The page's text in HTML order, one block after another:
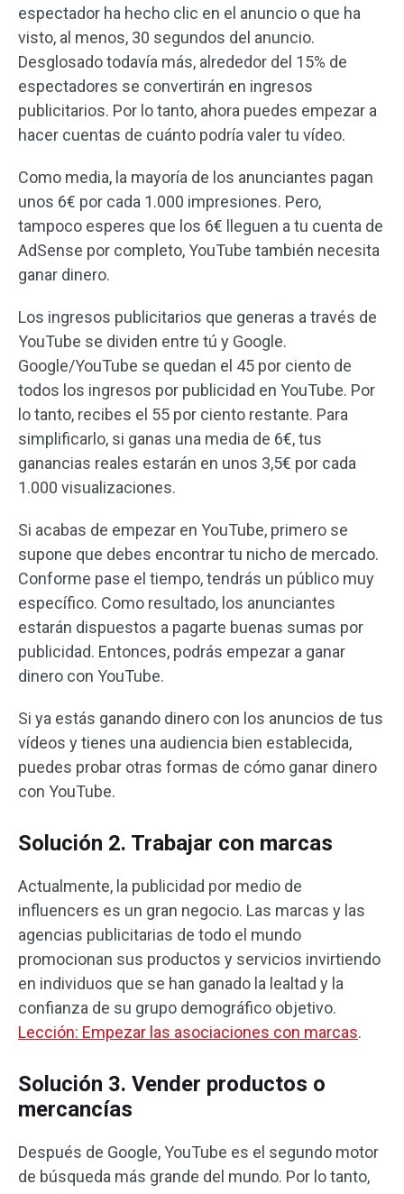
espectador ha hecho clic en el anuncio o que ha
visto, al menos, 30 segundos del anuncio.
Desglosado todavía más, alrededor del 15% de
espectadores se convertirán en ingresos
publicitarios. Por lo tanto, ahora puedes empezar a
hacer cuentas de cuánto podría valer tu vídeo.
Como media, la mayoría de los anunciantes pagan
unos 6€ por cada 1.000 impresiones. Pero,
tampoco esperes que los 6€ lleguen a tu cuenta de
AdSense por completo, YouTube también necesita
ganar dinero.
Los ingresos publicitarios que generas a través de
YouTube se dividen entre tú y Google.
Google/YouTube se quedan el 45 por ciento de
todos los ingresos por publicidad en YouTube. Por
lo tanto, recibes el 55 por ciento restante. Para
simplificarlo, si ganas una media de 6€, tus
ganancias reales estarán en unos 3,5€ por cada
1.000 visualizaciones.
Si acabas de empezar en YouTube, primero se
supone que debes encontrar tu nicho de mercado.
Conforme pase el tiempo, tendrás un público muy
específico. Como resultado, los anunciantes
estarán dispuestos a pagarte buenas sumas por
publicidad. Entonces, podrás empezar a ganar
dinero con YouTube.
Si ya estás ganando dinero con los anuncios de tus
vídeos y tienes una audiencia bien establecida,
puedes probar otras formas de cómo ganar dinero
con YouTube.
Solución 2. Trabajar con marcas
Actualmente, la publicidad por medio de
influencers es un gran negocio. Las marcas y las
agencias publicitarias de todo el mundo
promocionan sus productos y servicios invirtiendo
en individuos que se han ganado la lealtad y la
confianza de su grupo demográfico objetivo.
Lección: Empezar las asociaciones con marcas.
Solución 3. Vender productos o
mercancías
Después de Google, YouTube es el segundo motor
de búsqueda más grande del mundo. Por lo tanto,